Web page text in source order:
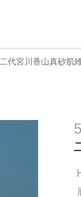
二代宮川香山真砂肌